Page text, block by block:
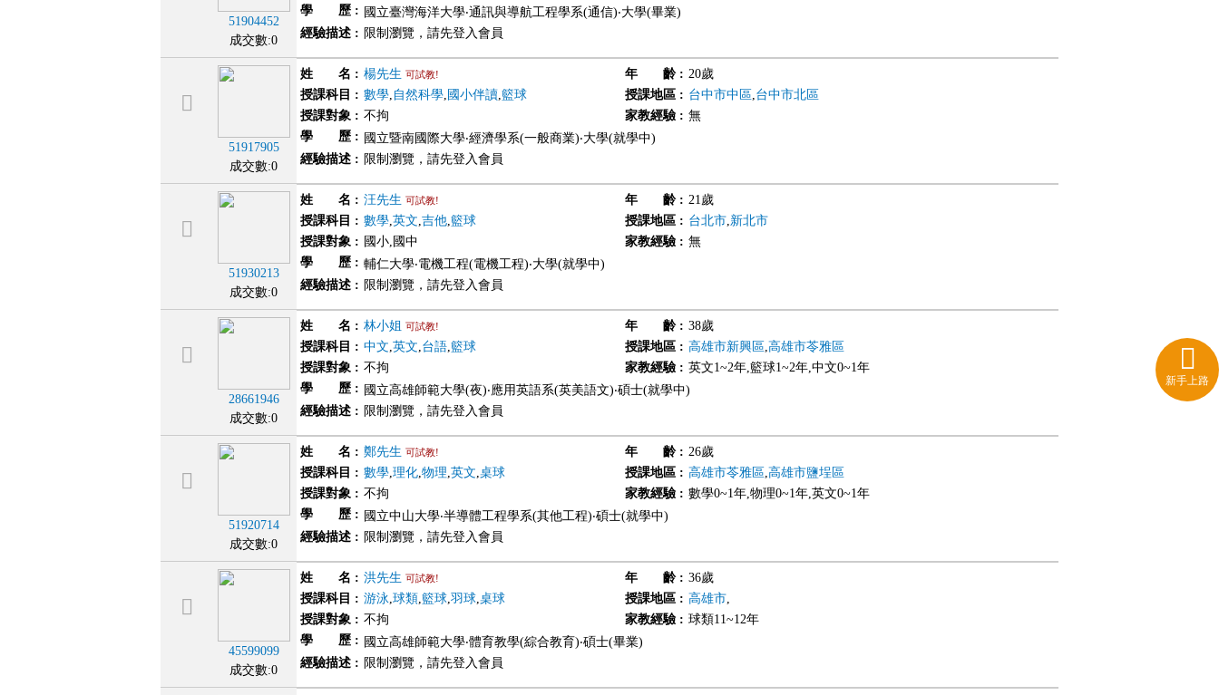
新手上路
51904452
成交數:0
學 歷 : 國立臺灣海洋大學‧通訊與導航工程學系(通信)‧大學(畢業)
經驗描述 : 限制瀏覽，請先登入會員
51917905
成交數:0
姓 名 : 楊先生 可試教! 年 齡: 20歲
授課科目 : 數學, 自然科學, 國小伴讀,籃球 授課地區: 台中市中區,台中市北區
授課對象 : 不拘 家教經驗: 無
學 歷 : 國立暨南國際大學‧經濟學系(一般商業)‧大學(就學中)
經驗描述 : 限制瀏覽，請先登入會員
51930213
成交數:0
姓 名 : 汪先生 可試教! 年 齡: 21歲
授課科目 : 數學,英文,吉他,籃球 授課地區: 台北市,新北市
授課對象 : 國小,國中 家教經驗: 無
學 歷 : 輔仁大學‧電機工程(電機工程)‧大學(就學中)
經驗描述 : 限制瀏覽，請先登入會員
28661946
成交數:0
姓 名 : 林小姐 可試教! 年 齡: 38歲
授課科目 : 中文,英文,台語,籃球 授課地區: 高雄市新興區,高雄市苓雅區
授課對象 : 不拘 家教經驗: 英文1~2年,籃球1~2年,中文0~1年
學 歷 : 國立高雄師範大學(夜)‧應用英語系(英美語文)‧碩士(就學中)
經驗描述 : 限制瀏覽，請先登入會員
51920714
成交數:0
姓 名 : 鄭先生 可試教! 年 齡: 26歲
授課科目 : 數學,理化,物理,英文,桌球 授課地區: 高雄市苓雅區,高雄市鹽埕區
授課對象 : 不拘 家教經驗: 數學0~1年,物理0~1年,英文0~1年
學 歷 : 國立中山大學‧半導體工程學系(其他工程)‧碩士(就學中)
經驗描述 : 限制瀏覽，請先登入會員
45599099
成交數:0
姓 名 : 洪先生 可試教! 年 齡: 36歲
授課科目 : 游泳,球類,籃球,羽球,桌球 授課地區: 高雄市,
授課對象 : 不拘 家教經驗: 球類11~12年
學 歷 : 國立高雄師範大學‧體育教學(綜合教育)‧碩士(畢業)
經驗描述 : 限制瀏覽，請先登入會員